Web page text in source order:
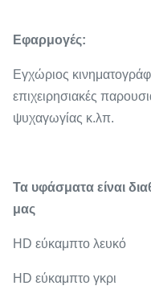
Εφαρμογές:
Εγχώριος
επιχειρησιακές
ψυχαγωγίας κ.λπ.
Τα υφάσματα είναι
μας
HD εύκαμπτο λευκό
HD εύκαμπτο γκρι